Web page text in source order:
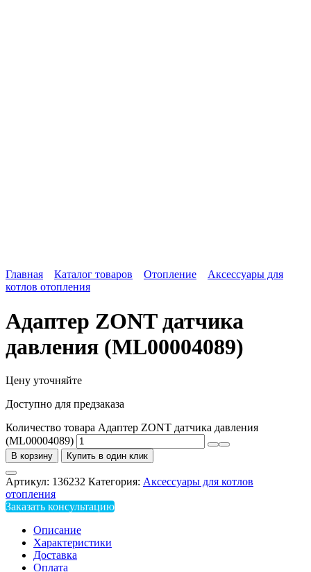
Главная Каталог товаров Отопление
Аксессуары для
котлов отопления
Адаптер ZONT датчика
давления (ML00004089)
Цену уточняйте
Доступно для предзаказа
Количество товара Адаптер ZONT датчика давления
(ML00004089)
В корзину Купить в один клик
Артикул: 136232 Категория: Аксессуары для котлов
отопления
Заказать консультацию
Описание
Характеристики
Доставка
Оплата